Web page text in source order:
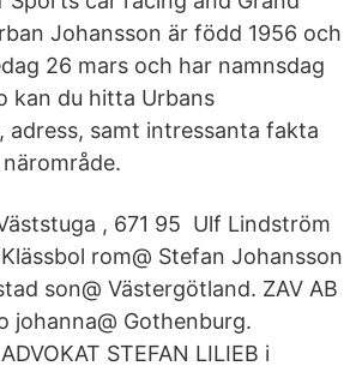
Johansson är född 1956 och
26 mars och har namnsdag
kan du hitta Urbans
adress, samt intressanta fakta
, 671 95 Ulf Lindström
rom@ Stefan Johansson
son@ Västergötland. ZAV AB
johanna@ Gothenburg.
STEFAN LILIEB i